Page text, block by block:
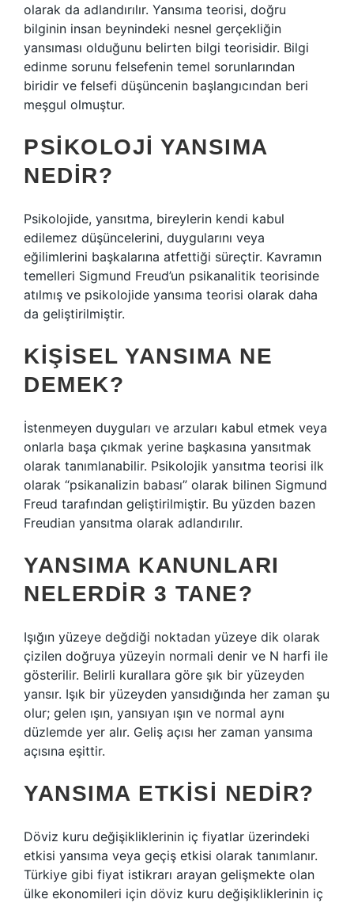
olarak da adlandırılır. Yansıma teorisi, doğru
bilginin insan beynindeki nesnel gerçekliğin
yansıması olduğunu belirten bilgi teorisidir. Bilgi
edinme sorunu felsefenin temel sorunlarından
biridir ve felsefi düşüncenin başlangıcından beri
meşgul olmuştur.
PSIKOLOJI YANSIMA
NEDIR?
Psikolojide, yansıtma, bireylerin kendi kabul
edilemez düşüncelerini, duygularını veya
eğilimlerini başkalarına atfettiği süreçtir. Kavramın
temelleri Sigmund Freud’un psikanalitik teorisinde
atılmış ve psikolojide yansıma teorisi olarak daha
da geliştirilmiştir.
KIŞISEL YANSIMA NE
DEMEK?
İstenmeyen duyguları ve arzuları kabul etmek veya
onlarla başa çıkmak yerine başkasına yansıtmak
olarak tanımlanabilir. Psikolojik yansıtma teorisi ilk
olarak “psikanalizin babası” olarak bilinen Sigmund
Freud tarafından geliştirilmiştir. Bu yüzden bazen
Freudian yansıtma olarak adlandırılır.
YANSIMA KANUNLARI
NELERDIR 3 TANE?
Işığın yüzeye değdiği noktadan yüzeye dik olarak
çizilen doğruya yüzeyin normali denir ve N harfi ile
gösterilir. Belirli kurallara göre şık bir yüzeyden
yansır. Işık bir yüzeyden yansıdığında her zaman şu
olur; gelen ışın, yansıyan ışın ve normal aynı
düzlemde yer alır. Geliş açısı her zaman yansıma
açısına eşittir.
YANSIMA ETKISI NEDIR?
Döviz kuru değişikliklerinin iç fiyatlar üzerindeki
etkisi yansıma veya geçiş etkisi olarak tanımlanır.
Türkiye gibi fiyat istikrarı arayan gelişmekte olan
ülke ekonomileri için döviz kuru değişikliklerinin iç